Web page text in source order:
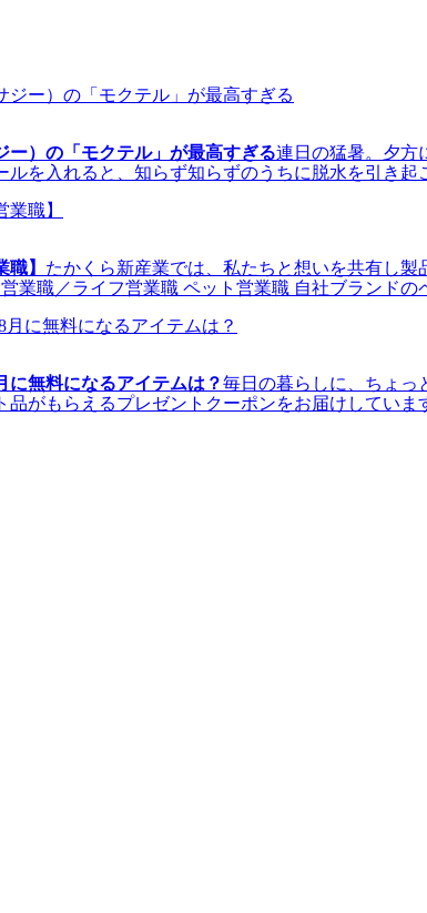
ー）の「モクテル」が最高すぎる連日の猛暑。夕方
ルを入れると、知らず知らずのうちに脱水を引き
】 たかくら新産業では、私たちと想いを共有し
業職／ライフ営業職 ペット営業職 自社ブランド
に無料になるアイテムは？毎日の暮らしに、ちょっ
品がもらえるプレゼントクーポンをお届けしてい